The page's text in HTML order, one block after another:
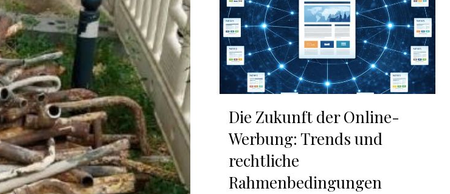
Die Zukunft der Online-
Werbung: Trends und
rechtliche
Rahmenbedingungen